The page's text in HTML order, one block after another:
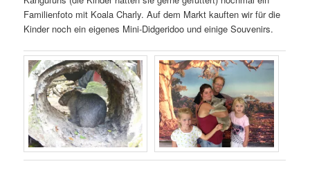
Familienfoto mit Koala Charly. Auf dem Markt kauften wir für die
Kinder noch ein eigenes Mini-Didgeridoo und einige Souvenirs.